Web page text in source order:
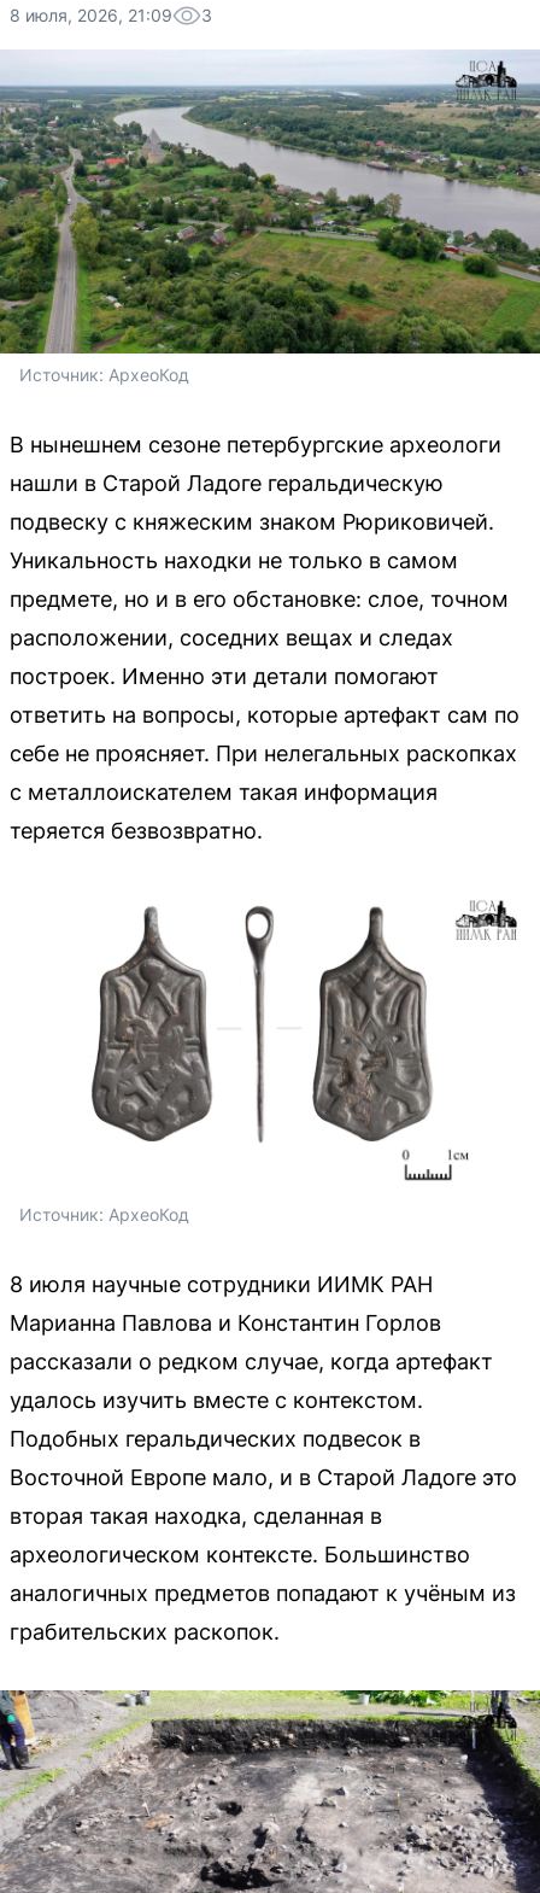
8 июля, 2026, 21:09 3
Источник: АрхеоКод
В нынешнем сезоне петербургские археологи
нашли в Старой Ладоге геральдическую
подвеску с княжеским знаком Рюриковичей.
Уникальность находки не только в самом
предмете, но и в его обстановке: слое, точном
расположении, соседних вещах и следах
построек. Именно эти детали помогают
ответить на вопросы, которые артефакт сам по
себе не проясняет. При нелегальных раскопках
с металлоискателем такая информация
теряется безвозвратно.
Источник: АрхеоКод
8 июля научные сотрудники ИИМК РАН
Марианна Павлова и Константин Горлов
рассказали о редком случае, когда артефакт
удалось изучить вместе с контекстом.
Подобных геральдических подвесок в
Восточной Европе мало, и в Старой Ладоге это
вторая такая находка, сделанная в
археологическом контексте. Большинство
аналогичных предметов попадают к учёным из
грабительских раскопок.